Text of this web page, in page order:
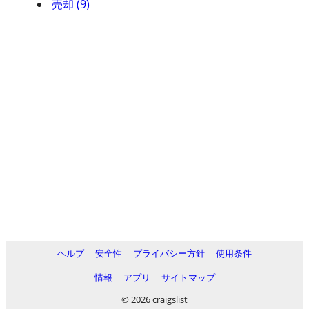
売却 (9)
ヘルプ 安全性 プライバシー方針
使用条件
情報
アプリ
サイトマップ
© 2026 craigslist